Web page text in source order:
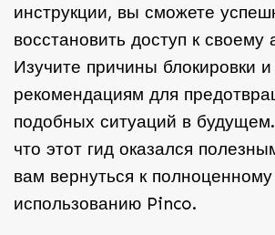
инструкции, вы сможете
восстановить доступ к своему
Изучите причины блокировки
рекомендациям для
подобных ситуаций в
что этот гид оказался
вам вернуться к полноценному
использованию Pinco.